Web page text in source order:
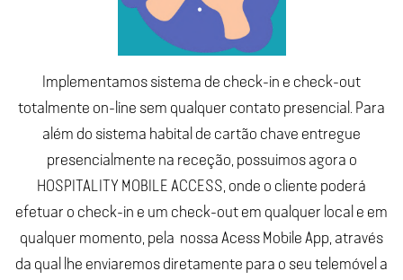
Implementamos sistema de check-in e check-out
totalmente on-line sem qualquer contato presencial. ​​​​​​Para
além do sistema habital de cartão chave entregue
presencialmente na receção, possuimos agora o
HOSPITALITY MOBILE ACCESS, onde o cliente poderá
efetuar o check-in e um check-out em qualquer local e em
qualquer momento, pela nossa Acess Mobile App, através
da qual lhe enviaremos diretamente para o seu telemóvel a